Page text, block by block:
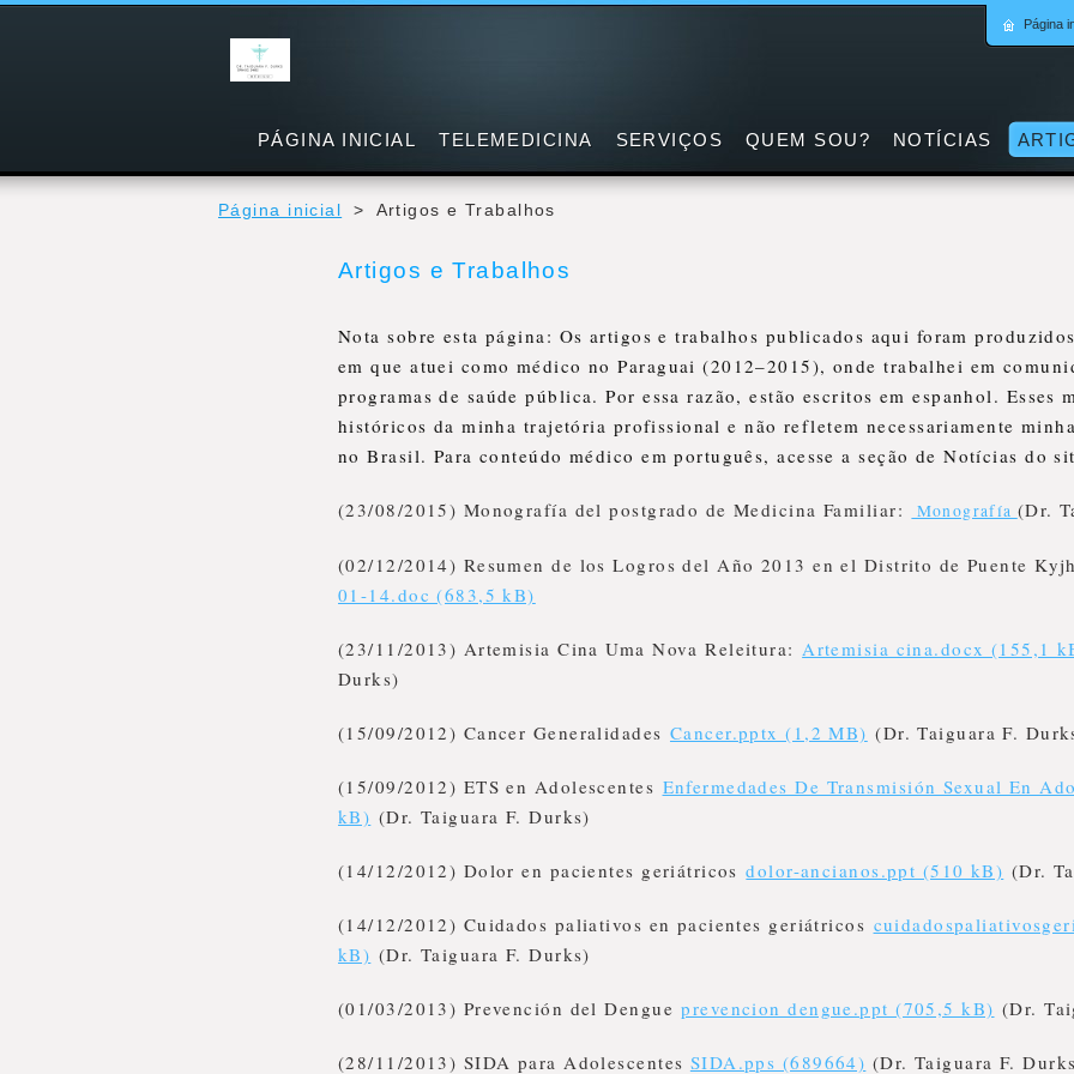
Página inicial > Artigos e Trabalhos
Artigos e Trabalhos
Nota sobre esta página: Os artigos e trabalhos publicados aqui foram
em que atuei como médico no Paraguai (2012–2015), onde trabalhei em
programas de saúde pública. Por essa razão, estão escritos em espanhol. Esses
históricos da minha trajetória profissional e não refletem necessariamente
no Brasil. Para conteúdo médico em português, acesse a seção de Notícias do
(23/08/2015) Monografía del postgrado de Medicina Familiar: Monografía (Dr.
(02/12/2014) Resumen de los Logros del Año 2013 en el Distrito de Puente
01-14.doc (683,5 kB)
(23/11/2013) Artemisia Cina Uma Nova Releitura:Artemisia cina.docx (155,1
Durks)
(15/09/2012) Cancer Generalidades Cancer.pptx (1,2 MB) (Dr. Taiguara F.
(15/09/2012) ETS en Adolescentes Enfermedades De Transmisión Sexual En
kB) (Dr. Taiguara F. Durks)
(14/12/2012) Dolor en pacientes geriátricosdolor-ancianos.ppt (510 kB) (Dr.
(14/12/2012) Cuidados paliativos en pacientes geriátricos
kB) (Dr. Taiguara F. Durks)
(01/03/2013) Prevención del Dengueprevencion dengue.ppt (705,5 kB) (Dr.
(28/11/2013) SIDA para Adolescentes SIDA.pps (689664) (Dr. Taiguara F.
PÁGINA INICIAL TELEMEDICINA SERVIÇOS QUEM SOU? NOTÍCIAS
Página